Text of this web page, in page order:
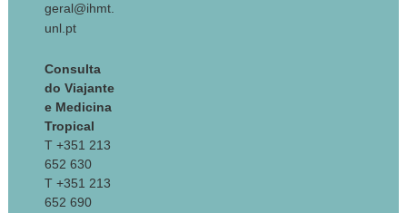
geral@ihmt.
unl.pt
Consulta
do Viajante
e Medicina
Tropical
T +351 213
652 630
T +351 213
652 690